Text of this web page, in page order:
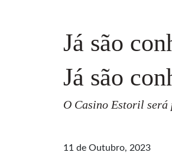
Já são
Já são
O Casino Estoril será
11 de Outubro, 2023